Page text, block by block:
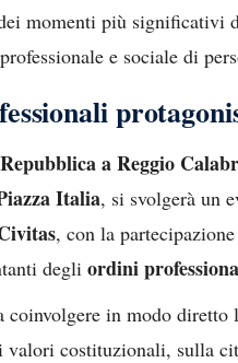
momenti più significativi
e sociale di
a Reggio
Italia, si svolgerà un
, con la
degli ordini
in modo diretto
valori costituzionali, sulla